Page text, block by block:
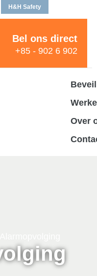
H&H Safety
Bel ons direct
+85 - 902 6 902
Over